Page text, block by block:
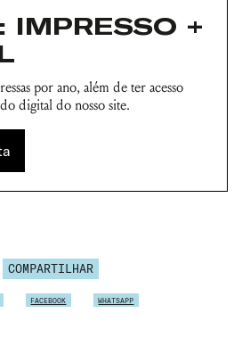
+
por ano, além de ter acesso
digital do nosso site.
COMPARTILHAR
FACEBOOK WHATSAPP